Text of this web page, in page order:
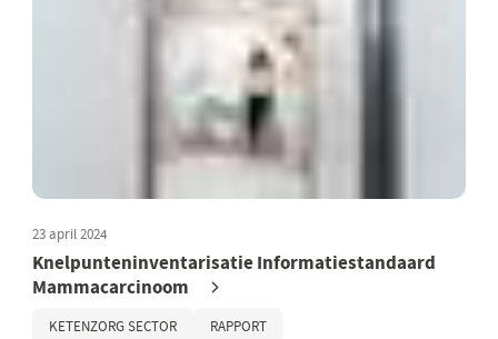
23 april 2024
Knelpunteninventarisatie Informatiestandaard
Mammacarcinoom
KETENZORG SECTOR RAPPORT